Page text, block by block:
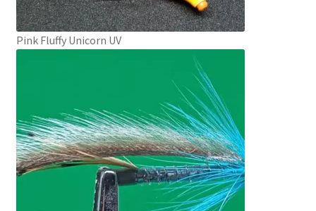
Pink Fluffy Unicorn UV